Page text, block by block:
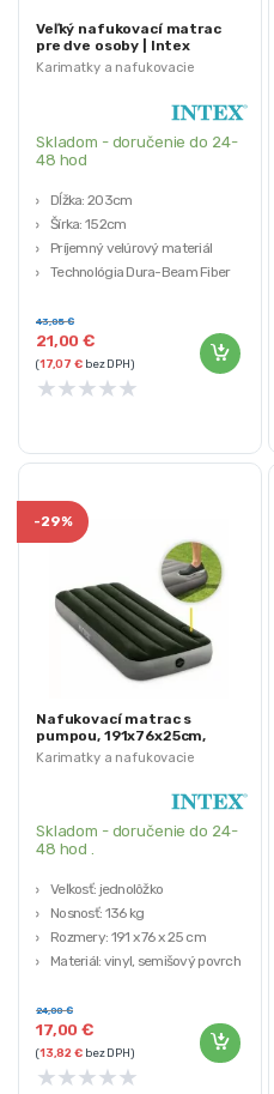
Karimatky a nafukovacie
Veľký nafukovací matrac
pre dve osoby | Intex
64759
Skladom - doručenie do 24-
48 hod
Dĺžka: 203cm
Šírka: 152cm
Príjemný velúrový materiál
Technológia Dura-Beam Fiber
21,00€
43,05€
(17,07€bez DPH)
★★★★★
Karimatky a nafukovacie
-29%
Nafukovací matrac s
pumpou, 191x76x25cm,
čierny | INTEX
Skladom - doručenie do 24-
48 hod .
Veľkosť: jednolôžko
Nosnosť: 136 kg
Rozmery: 191 x 76 x 25 cm
Materiál: vinyl, semišový povrch
17,00€
24,00€
(13,82€bez DPH)
★★★★★